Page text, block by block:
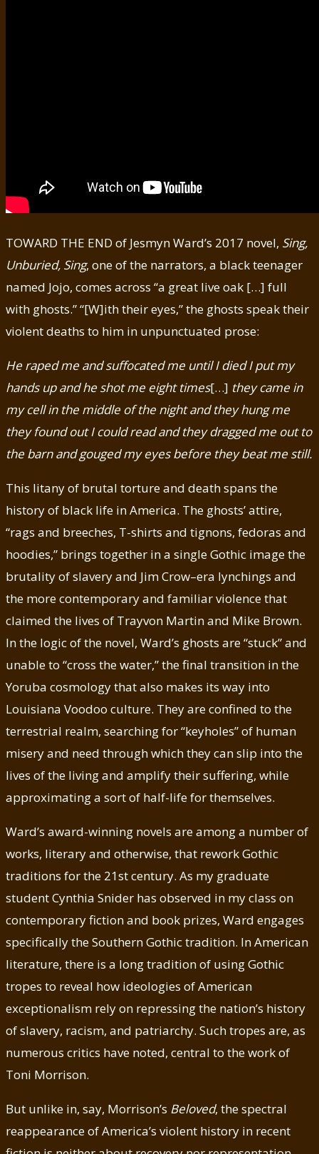
TOWARD THE END of Jesmyn Ward’s 2017 novel, Sing,
Unburied, Sing, one of the narrators, a black teenager
named Jojo, comes across “a great live oak […] full
with ghosts.” “[W]ith their eyes,” the ghosts speak their
violent deaths to him in unpunctuated prose:
He raped me and suffocated me until I died I put my
hands up and he shot me eight times[…] they came in
my cell in the middle of the night and they hung me
they found out I could read and they dragged me out to
the barn and gouged my eyes before they beat me still.
This litany of brutal torture and death spans the
history of black life in America. The ghosts’ attire,
“rags and breeches, T-shirts and tignons, fedoras and
hoodies,” brings together in a single Gothic image the
brutality of slavery and Jim Crow–era lynchings and
the more contemporary and familiar violence that
claimed the lives of Trayvon Martin and Mike Brown.
In the logic of the novel, Ward’s ghosts are “stuck” and
unable to “cross the water,” the final transition in the
Yoruba cosmology that also makes its way into
Louisiana Voodoo culture. They are confined to the
terrestrial realm, searching for “keyholes” of human
misery and need through which they can slip into the
lives of the living and amplify their suffering, while
approximating a sort of half-life for themselves.
Ward’s award-winning novels are among a number of
works, literary and otherwise, that rework Gothic
traditions for the 21st century. As my graduate
student Cynthia Snider has observed in my class on
contemporary fiction and book prizes, Ward engages
specifically the Southern Gothic tradition. In American
literature, there is a long tradition of using Gothic
tropes to reveal how ideologies of American
exceptionalism rely on repressing the nation’s history
of slavery, racism, and patriarchy. Such tropes are, as
numerous critics have noted, central to the work of
Toni Morrison.
But unlike in, say, Morrison’s Beloved, the spectral
reappearance of America’s violent history in recent